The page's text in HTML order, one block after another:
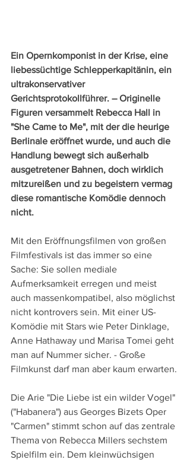
Ein Opernkomponist in der Krise, eine
liebessüchtige Schlepperkapitänin, ein
ultrakonservativer
Gerichtsprotokollführer. – Originelle
Figuren versammelt Rebecca Hall in
"She Came to Me", mit der die heurige
Berlinale eröffnet wurde, und auch die
Handlung bewegt sich außerhalb
ausgetretener Bahnen, doch wirklich
mitzureißen und zu begeistern vermag
diese romantische Komödie dennoch
nicht.
Mit den Eröffnungsfilmen von großen
Filmfestivals ist das immer so eine
Sache: Sie sollen mediale
Aufmerksamkeit erregen und meist
auch massenkompatibel, also möglichst
nicht kontrovers sein. Mit einer US-
Komödie mit Stars wie Peter Dinklage,
Anne Hathaway und Marisa Tomei geht
man auf Nummer sicher. - Große
Filmkunst darf man aber kaum erwarten.
Die Arie "Die Liebe ist ein wilder Vogel"
("Habanera") aus Georges Bizets Oper
"Carmen" stimmt schon auf das zentrale
Thema von Rebecca Millers sechstem
Spielfilm ein. Dem kleinwüchsigen